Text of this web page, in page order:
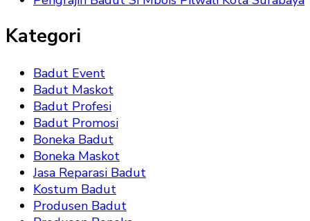
Kategori
Badut Event
Badut Maskot
Badut Profesi
Badut Promosi
Boneka Badut
Boneka Maskot
Jasa Reparasi Badut
Kostum Badut
Produsen Badut